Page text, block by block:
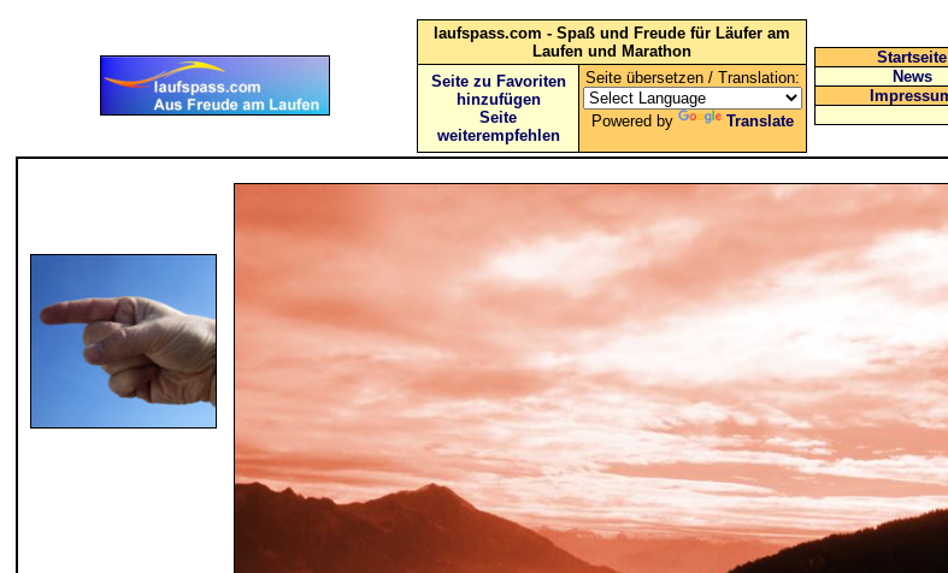
laufspass.com - Spaß und Freude für Läufer am
Laufen und Marathon
Seite zu Favoriten
hinzufügen
Seite
weiterempfehlen
Seite übersetzen / Translation:
Powered by Translate
Startseite
News